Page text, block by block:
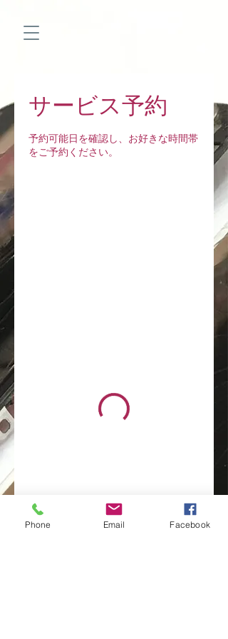
サービス予約
予約可能日を確認し、お好きな時間帯
をご予約ください。
Phone Email Facebook